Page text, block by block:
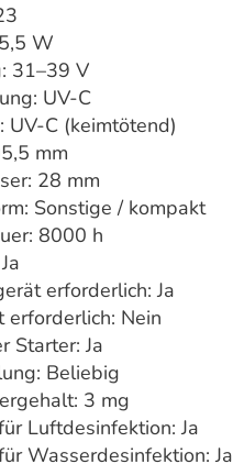
W
31–39 V
UV-C
UV-C (keimtötend)
mm
28 mm
Sonstige / kompakt
8000 h
erforderlich: Ja
erforderlich: Nein
Starter: Ja
Beliebig
3 mg
Luftdesinfektion: Ja
Wasserdesinfektion: Ja